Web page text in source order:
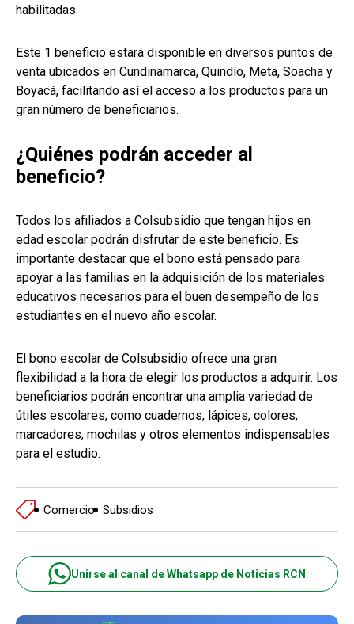
habilitadas.
Este 1 beneficio estará disponible en diversos puntos de
venta ubicados en Cundinamarca, Quindío, Meta, Soacha y
Boyacá, facilitando así el acceso a los productos para un
gran número de beneficiarios.
¿Quiénes podrán acceder al
beneficio?
Todos los afiliados a Colsubsidio que tengan hijos en
edad escolar podrán disfrutar de este beneficio. Es
importante destacar que el bono está pensado para
apoyar a las familias en la adquisición de los materiales
educativos necesarios para el buen desempeño de los
estudiantes en el nuevo año escolar.
El bono escolar de Colsubsidio ofrece una gran
flexibilidad a la hora de elegir los productos a adquirir. Los
beneficiarios podrán encontrar una amplia variedad de
útiles escolares, como cuadernos, lápices, colores,
marcadores, mochilas y otros elementos indispensables
para el estudio.
Comercio Subsidios
Unirse al canal de Whatsapp de Noticias RCN